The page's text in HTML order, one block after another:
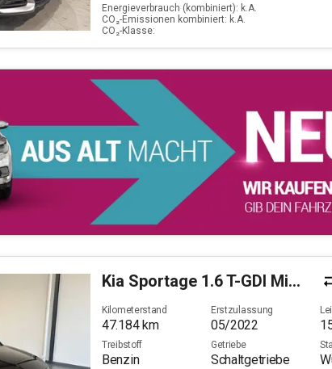
Energieverbrauch (kombiniert): k.A.
CO₂-Emissionen kombiniert: k.A.
CO₂-Klasse:
Kia Sportage 1.6 T-GDI Mild-Hybrid Spirit (EURO 6d)
Kilometerstand
47.184km
Erstzulassung
05/2022
Treibstoff
Benzin
Getriebe
Schaltgetriebe